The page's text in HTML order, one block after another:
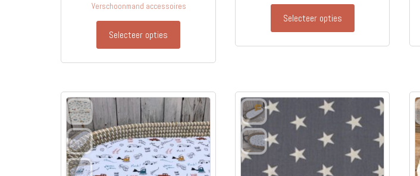
Verschoonmand accessoires
Selecteer opties
Selecteer opties